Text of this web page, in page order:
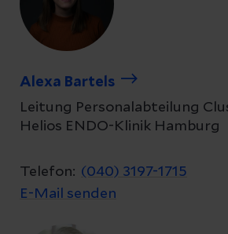
Alexa Bartels
Leitung Personalabteilung
Helios ENDO-Klinik Hamburg
Telefon: (040) 3197-1715
E-Mail senden